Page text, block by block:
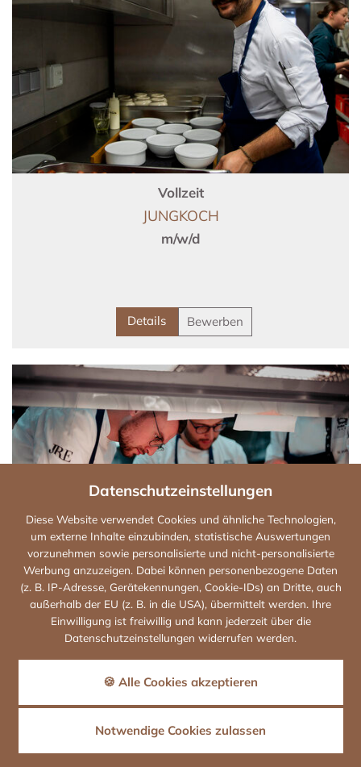
Datenschutzeinstellungen
Diese Website verwendet Cookies und ähnliche Technologien,
um externe Inhalte einzubinden, statistische Auswertungen
vorzunehmen sowie personalisierte und nicht-personalisierte
Werbung anzuzeigen. Dabei können personenbezogene Daten
(z. B. IP-Adresse, Gerätekennungen, Cookie-IDs) an Dritte, auch
außerhalb der EU (z. B. in die USA), übermittelt werden. Ihre
Einwilligung ist freiwillig und kann jederzeit über die
Datenschutzeinstellungen widerrufen werden.
🍪 Alle Cookies akzeptieren
Notwendige Cookies zulassen
Vollzeit
JUNGKOCH
m/w/d
Details Bewerben
Vollzeit
JUNIOR SOUSCHEF/ -CHEFIN
Details Bewerben